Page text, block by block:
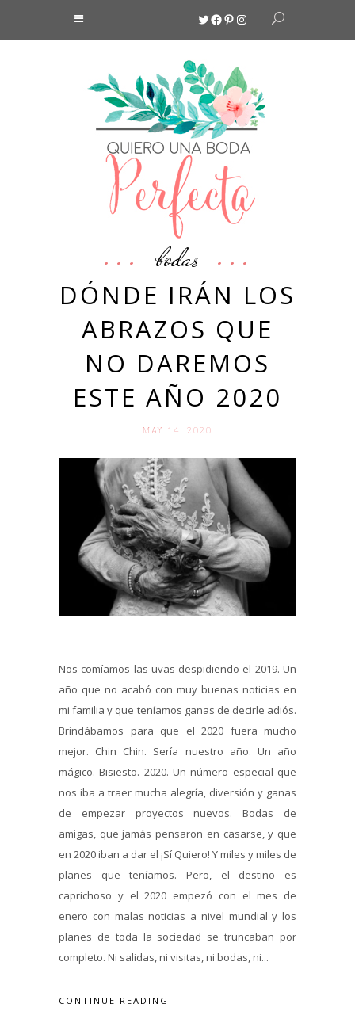
Twitter
Facebook
Pinterest
Instagram
bodas
DÓNDE IRÁN LOS
ABRAZOS QUE
NO DAREMOS
ESTE AÑO 2020
MAY 14. 2020
Nos comíamos las uvas despidiendo el 2019. Un
año que no acabó con muy buenas noticias en
mi familia y que teníamos ganas de decirle adiós.
Brindábamos para que el 2020 fuera mucho
mejor. Chin Chin. Sería nuestro año. Un año
mágico. Bisiesto. 2020. Un número especial que
nos iba a traer mucha alegría, diversión y ganas
de empezar proyectos nuevos. Bodas de
amigas, que jamás pensaron en casarse, y que
en 2020 iban a dar el ¡Sí Quiero! Y miles y miles de
planes que teníamos. Pero, el destino es
caprichoso y el 2020 empezó con el mes de
enero con malas noticias a nivel mundial y los
planes de toda la sociedad se truncaban por
completo. Ni salidas, ni visitas, ni bodas, ni...
CONTINUE READING